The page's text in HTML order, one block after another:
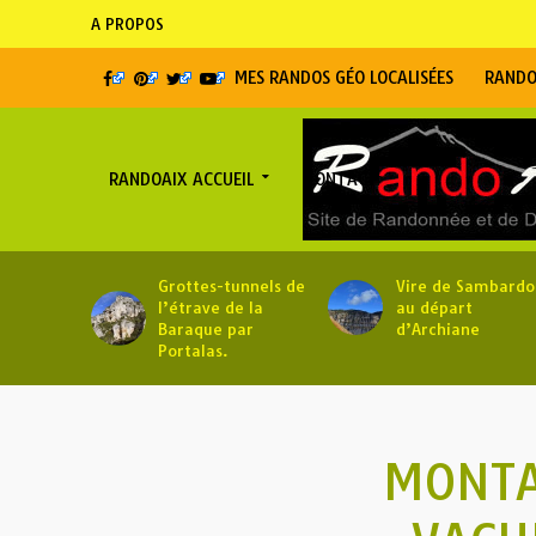
A PROPOS
MES RANDOS GÉO LOCALISÉES
RANDOAIX ACCUEIL CONTACT
Grottes-tunnels de
l’étrave de la
Baraque par
Portalas.
Vire de
au départ
d’Archiane